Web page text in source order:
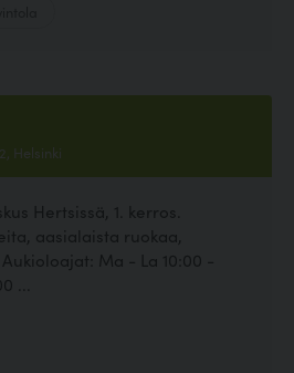
Helsinki
Hertsissä, 1. kerros.
aasialaista ruokaa,
Ma - La 10:00 -
...